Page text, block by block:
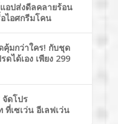
อปส่งดีลคลายร้อน
ไอศกรีมโคน
มกว่าใคร! กับชุด
ดได้เอง เพียง 299
จัดโปร
ที่เซเว่น อีเลฟเว่น